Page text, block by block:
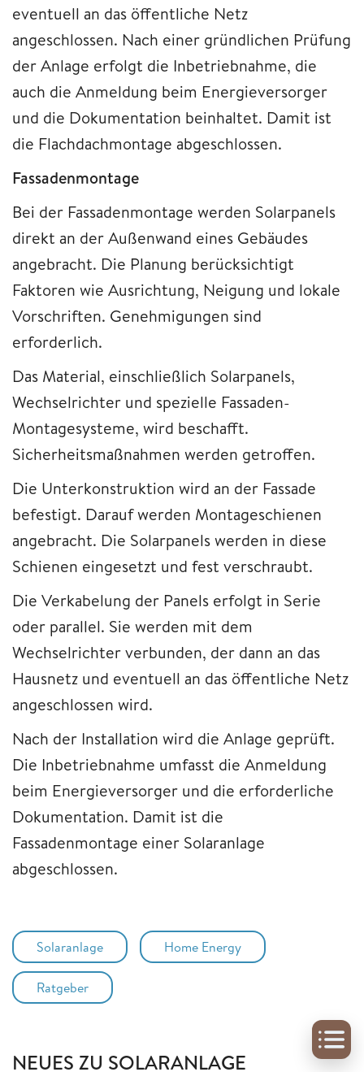
eventuell an das öffentliche Netz
angeschlossen. Nach einer gründlichen Prüfung
der Anlage erfolgt die Inbetriebnahme, die
auch die Anmeldung beim Energieversorger
und die Dokumentation beinhaltet. Damit ist
die Flachdachmontage abgeschlossen.
Fassadenmontage
Bei der Fassadenmontage werden Solarpanels
direkt an der Außenwand eines Gebäudes
angebracht. Die Planung berücksichtigt
Faktoren wie Ausrichtung, Neigung und lokale
Vorschriften. Genehmigungen sind
erforderlich.
Das Material, einschließlich Solarpanels,
Wechselrichter und spezielle Fassaden-
Montagesysteme, wird beschafft.
Sicherheitsmaßnahmen werden getroffen.
Die Unterkonstruktion wird an der Fassade
befestigt. Darauf werden Montageschienen
angebracht. Die Solarpanels werden in diese
Schienen eingesetzt und fest verschraubt.
Die Verkabelung der Panels erfolgt in Serie
oder parallel. Sie werden mit dem
Wechselrichter verbunden, der dann an das
Hausnetz und eventuell an das öffentliche Netz
angeschlossen wird.
Nach der Installation wird die Anlage geprüft.
Die Inbetriebnahme umfasst die Anmeldung
beim Energieversorger und die erforderliche
Dokumentation. Damit ist die
Fassadenmontage einer Solaranlage
abgeschlossen.
Solaranlage Home Energy
Ratgeber
NEUES ZU SOLARANLAGE